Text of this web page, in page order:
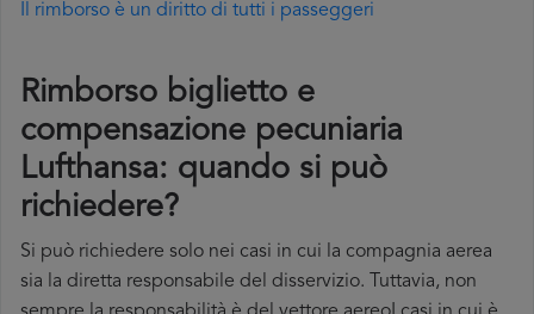
Il rimborso è un diritto di tutti i passeggeri
Rimborso biglietto e
compensazione pecuniaria
Lufthansa: quando si può
richiedere?
Si può richiedere solo nei casi in cui la compagnia aerea
sia la diretta responsabile del disservizio. Tuttavia, non